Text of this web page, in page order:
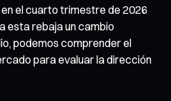
el cuarto trimestre de 2026
esta rebaja un cambio
podemos comprender el
para evaluar la dirección